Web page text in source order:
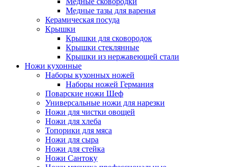
Медные тазы для варенья
Керамическая посуда
Крышки
Крышки для сковородок
Крышки стеклянные
Крышки из нержавеющей стали
Ножи кухонные
Наборы кухонных ножей
Наборы ножей Германия
Поварские ножи Шеф
Универсальные ножи для нарезки
Ножи для чистки овощей
Ножи для хлеба
Топорики для мяса
Ножи для сыра
Ножи для стейка
Ножи Сантоку